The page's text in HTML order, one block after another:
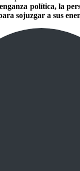
política, la
sojuzgar a sus